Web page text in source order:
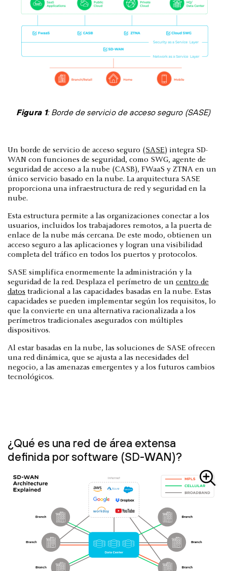
Figura 1: Borde de servicio de acceso seguro (SASE)
Un borde de servicio de acceso seguro (SASE) integra SD-
WAN con funciones de seguridad, como SWG, agente de
seguridad de acceso a la nube (CASB), FWaaS y ZTNA en un
único servicio basado en la nube. La arquitectura SASE
proporciona una infraestructura de red y seguridad en la
nube.
Esta estructura permite a las organizaciones conectar a los
usuarios, incluidos los trabajadores remotos, a la puerta de
enlace de la nube más cercana. De este modo, obtienen un
acceso seguro a las aplicaciones y logran una visibilidad
completa del tráfico en todos los puertos y protocolos.
SASE simplifica enormemente la administración y la
seguridad de la red. Desplaza el perímetro de un centro de
datos tradicional a las capacidades basadas en la nube. Estas
capacidades se pueden implementar según los requisitos, lo
que la convierte en una alternativa racionalizada a los
perímetros tradicionales asegurados con múltiples
dispositivos.
Al estar basadas en la nube, las soluciones de SASE ofrecen
una red dinámica, que se ajusta a las necesidades del
negocio, a las amenazas emergentes y a los futuros cambios
tecnológicos.
¿Qué es una red de área extensa
definida por software (SD-WAN)?